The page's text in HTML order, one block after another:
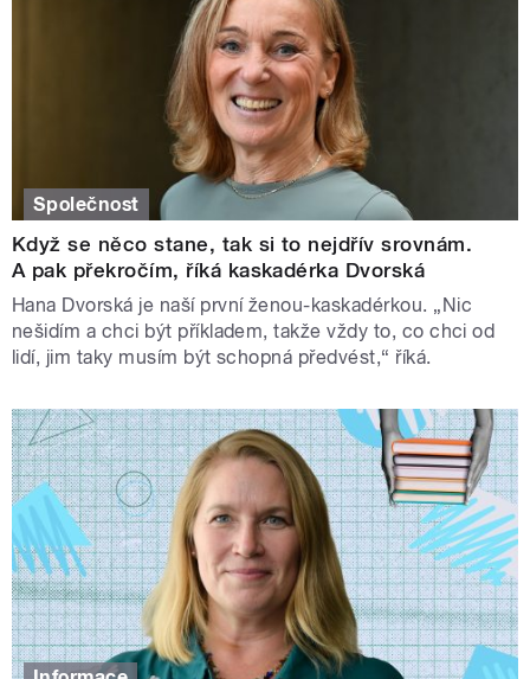
Společnost
Když se něco stane, tak si to nejdřív srovnám.
A pak překročím, říká kaskadérka Dvorská
Hana Dvorská je naší první ženou-kaskadérkou. „Nic
nešidím a chci být příkladem, takže vždy to, co chci od
lidí, jim taky musím být schopná předvést,“ říká.